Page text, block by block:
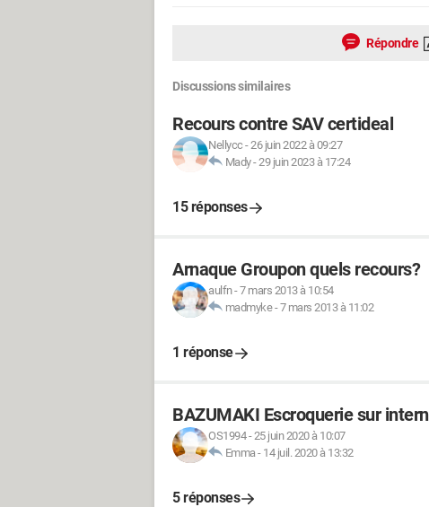
Répondre
Discussions similaires
Recours contre SAV certideal
Nellycc -26 juin 2022 à 09:27
Mady-29 juin 2023 à 17:24
15 réponses
Arnaque Groupon quels recours?
aulfn-7 mars 2013 à 10:54
madmyke-7 mars 2013 à 11:02
1 réponse
BAZUMAKI Escroquerie sur
OS1994-25 juin 2020 à 10:07
Emma- 14 juil. 2020 à 13:32
5 réponses